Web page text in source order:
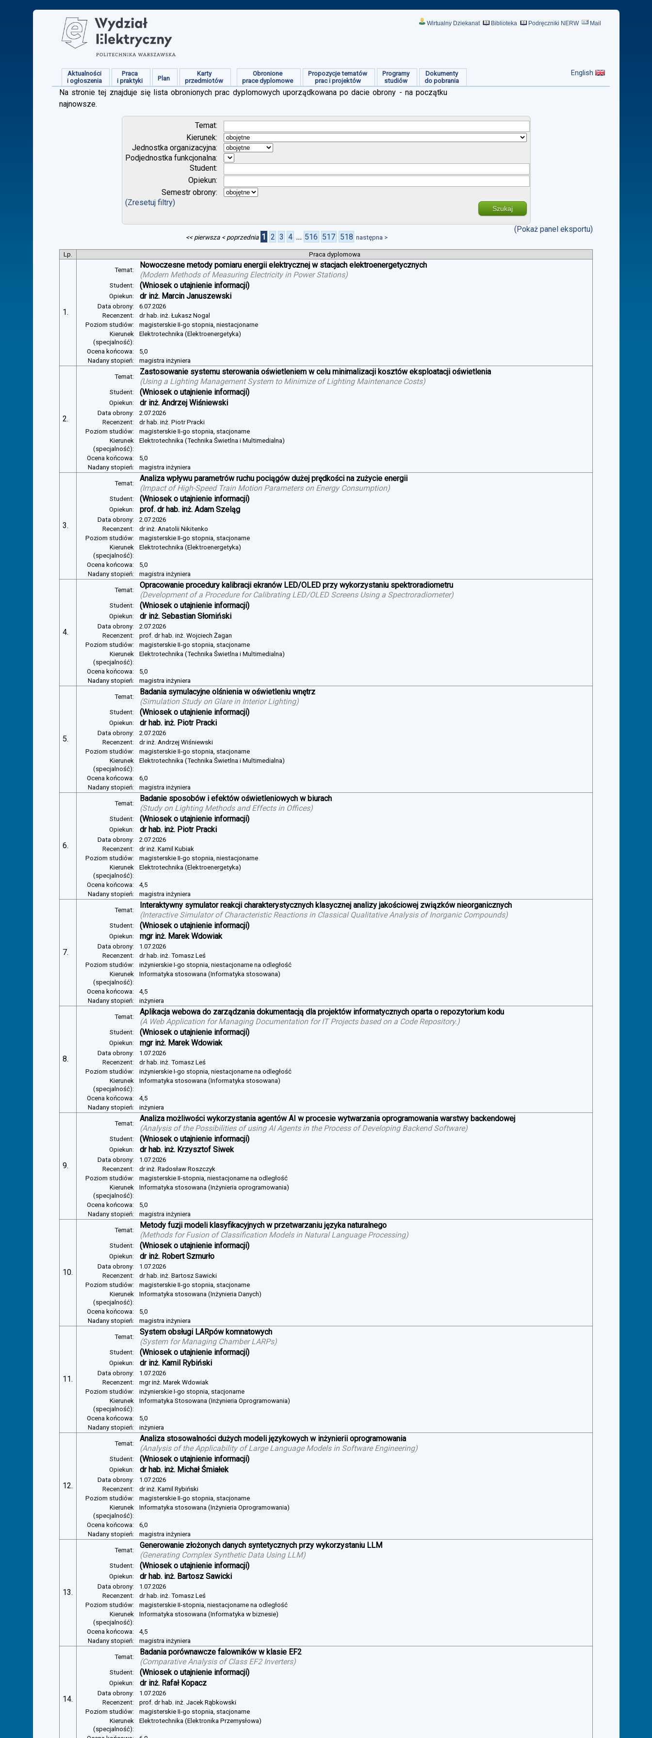
Wirtualny Dziekanat Biblioteka Podręczniki NERW Mail
Aktualności
i ogłoszenia
Praca
i praktyki
Plan
Karty
przedmiotów
Obronione
prace dyplomowe
Propozycje tematów
prac i projektów
Programy
studiów
Dokumenty
do pobrania
English
Na stronie tej znajduje się lista obronionych prac dyplomowych uporządkowana po dacie obrony - na początku
najnowsze.
Temat:
Kierunek:
Jednostka organizacyjna:
Podjednostka funkcjonalna:
Student:
Opiekun:
Semestr obrony:
(Zresetuj filtry)
Szukaj
(Pokaż panel eksportu)
<< pierwsza < poprzednia 1 2 3 4 ... 516 517 518 następna >
Lp. Praca dyplomowa
1.
Temat:
Nowoczesne metody pomiaru energii elektrycznej w stacjach elektroenergetycznych
(Modern Methods of Measuring Electricity in Power Stations)
Student: (Wniosek o utajnienie informacji)
Opiekun: dr inż. Marcin Januszewski
Data obrony:
6.07.2026
Recenzent:
dr hab. inż. Łukasz Nogal
Poziom studiów:
magisterskie II-go stopnia, niestacjonarne
Kierunek
(specjalność):
Elektrotechnika (Elektroenergetyka)
Ocena końcowa:
5,0
Nadany stopień:
magistra inżyniera
2.
Temat:
Zastosowanie systemu sterowania oświetleniem w celu minimalizacji kosztów eksploatacji oświetlenia
(Using a Lighting Management System to Minimize of Lighting Maintenance Costs)
Student: (Wniosek o utajnienie informacji)
Opiekun: dr inż. Andrzej Wiśniewski
Data obrony:
2.07.2026
Recenzent:
dr hab. inż. Piotr Pracki
Poziom studiów:
magisterskie II-go stopnia, stacjonarne
Kierunek
(specjalność):
Elektrotechnika (Technika Świetlna i Multimedialna)
Ocena końcowa:
5,0
Nadany stopień:
magistra inżyniera
3.
Temat:
Analiza wpływu parametrów ruchu pociągów dużej prędkości na zużycie energii
(Impact of High-Speed Train Motion Parameters on Energy Consumption)
Student: (Wniosek o utajnienie informacji)
Opiekun: prof. dr hab. inż. Adam Szeląg
Data obrony:
2.07.2026
Recenzent:
dr inż. Anatolii Nikitenko
Poziom studiów:
magisterskie II-go stopnia, stacjonarne
Kierunek
(specjalność):
Elektrotechnika (Elektroenergetyka)
Ocena końcowa:
5,0
Nadany stopień:
magistra inżyniera
4.
Temat:
Opracowanie procedury kalibracji ekranów LED/OLED przy wykorzystaniu spektroradiometru
(Development of a Procedure for Calibrating LED/OLED Screens Using a Spectroradiometer)
Student: (Wniosek o utajnienie informacji)
Opiekun: dr inż. Sebastian Słomiński
Data obrony:
2.07.2026
Recenzent:
prof. dr hab. inż. Wojciech Żagan
Poziom studiów:
magisterskie II-go stopnia, stacjonarne
Kierunek
(specjalność):
Elektrotechnika (Technika Świetlna i Multimedialna)
Ocena końcowa:
5,0
Nadany stopień:
magistra inżyniera
5.
Temat:
Badania symulacyjne olśnienia w oświetleniu wnętrz
(Simulation Study on Glare in Interior Lighting)
Student: (Wniosek o utajnienie informacji)
Opiekun: dr hab. inż. Piotr Pracki
Data obrony:
2.07.2026
Recenzent:
dr inż. Andrzej Wiśniewski
Poziom studiów:
magisterskie II-go stopnia, stacjonarne
Kierunek
(specjalność):
Elektrotechnika (Technika Świetlna i Multimedialna)
Ocena końcowa:
6,0
Nadany stopień:
magistra inżyniera
6.
Temat:
Badanie sposobów i efektów oświetleniowych w biurach
(Study on Lighting Methods and Effects in Offices)
Student: (Wniosek o utajnienie informacji)
Opiekun: dr hab. inż. Piotr Pracki
Data obrony:
2.07.2026
Recenzent:
dr inż. Kamil Kubiak
Poziom studiów:
magisterskie II-go stopnia, niestacjonarne
Kierunek
(specjalność):
Elektrotechnika (Elektroenergetyka)
Ocena końcowa:
4,5
Nadany stopień:
magistra inżyniera
7.
Temat:
Interaktywny symulator reakcji charakterystycznych klasycznej analizy jakościowej związków nieorganicznych
(Interactive Simulator of Characteristic Reactions in Classical Qualitative Analysis of Inorganic Compounds)
Student: (Wniosek o utajnienie informacji)
Opiekun: mgr inż. Marek Wdowiak
Data obrony:
1.07.2026
Recenzent:
dr hab. inż. Tomasz Leś
Poziom studiów:
inżynierskie I-go stopnia, niestacjonarne na odległość
Kierunek
(specjalność):
Informatyka stosowana (Informatyka stosowana)
Ocena końcowa:
4,5
Nadany stopień:
inżyniera
8.
Temat:
Aplikacja webowa do zarządzania dokumentacją dla projektów informatycznych oparta o repozytorium kodu
(A Web Application for Managing Documentation for IT Projects based on a Code Repository. )
Student: (Wniosek o utajnienie informacji)
Opiekun: mgr inż. Marek Wdowiak
Data obrony:
1.07.2026
Recenzent:
dr hab. inż. Tomasz Leś
Poziom studiów:
inżynierskie I-go stopnia, niestacjonarne na odległość
Kierunek
(specjalność):
Informatyka stosowana (Informatyka stosowana)
Ocena końcowa:
4,5
Nadany stopień:
inżyniera
9.
Temat:
Analiza możliwości wykorzystania agentów AI w procesie wytwarzania oprogramowania warstwy backendowej
(Analysis of the Possibilities of using AI Agents in the Process of Developing Backend Software)
Student: (Wniosek o utajnienie informacji)
Opiekun: dr hab. inż. Krzysztof Siwek
Data obrony:
1.07.2026
Recenzent:
dr inż. Radosław Roszczyk
Poziom studiów:
magisterskie II-stopnia, niestacjonarne na odległość
Kierunek
(specjalność):
Informatyka stosowana (Inżynieria oprogramowania)
Ocena końcowa:
5,0
Nadany stopień:
magistra inżyniera
10.
Temat:
Metody fuzji modeli klasyfikacyjnych w przetwarzaniu języka naturalnego
(Methods for Fusion of Classification Models in Natural Language Processing)
Student: (Wniosek o utajnienie informacji)
Opiekun: dr inż. Robert Szmurło
Data obrony:
1.07.2026
Recenzent:
dr hab. inż. Bartosz Sawicki
Poziom studiów:
magisterskie II-go stopnia, stacjonarne
Kierunek
(specjalność):
Informatyka stosowana (Inżynieria Danych)
Ocena końcowa:
5,0
Nadany stopień:
magistra inżyniera
11.
Temat:
System obsługi LARpów komnatowych
(System for Managing Chamber LARPs)
Student: (Wniosek o utajnienie informacji)
Opiekun: dr inż. Kamil Rybiński
Data obrony:
1.07.2026
Recenzent:
mgr inż. Marek Wdowiak
Poziom studiów:
inżynierskie I-go stopnia, stacjonarne
Kierunek
(specjalność):
Informatyka Stosowana (Inżynieria Oprogramowania)
Ocena końcowa:
5,0
Nadany stopień:
inżyniera
12.
Temat:
Analiza stosowalności dużych modeli językowych w inżynierii oprogramowania
(Analysis of the Applicability of Large Language Models in Software Engineering)
Student: (Wniosek o utajnienie informacji)
Opiekun: dr hab. inż. Michał Śmiałek
Data obrony:
1.07.2026
Recenzent:
dr inż. Kamil Rybiński
Poziom studiów:
magisterskie II-go stopnia, stacjonarne
Kierunek
(specjalność):
Informatyka stosowana (Inżynieria Oprogramowania)
Ocena końcowa:
6,0
Nadany stopień:
magistra inżyniera
13.
Temat:
Generowanie złożonych danych syntetycznych przy wykorzystaniu LLM
(Generating Complex Synthetic Data Using LLM)
Student: (Wniosek o utajnienie informacji)
Opiekun: dr hab. inż. Bartosz Sawicki
Data obrony:
1.07.2026
Recenzent:
dr hab. inż. Tomasz Leś
Poziom studiów:
magisterskie II-stopnia, niestacjonarne na odległość
Kierunek
(specjalność):
Informatyka stosowana (Informatyka w biznesie)
Ocena końcowa:
4,5
Nadany stopień:
magistra inżyniera
14.
Temat:
Badania porównawcze falowników w klasie EF2
(Comparative Analysis of Class EF2 Inverters)
Student: (Wniosek o utajnienie informacji)
Opiekun: dr inż. Rafał Kopacz
Data obrony:
1.07.2026
Recenzent:
prof. dr hab. inż. Jacek Rąbkowski
Poziom studiów:
magisterskie II-go stopnia, stacjonarne
Kierunek
(specjalność):
Elektrotechnika (Elektronika Przemysłowa)